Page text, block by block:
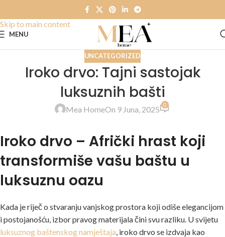
Skip to main content
MENU
UNCATEGORIZED
Iroko drvo: Tajni sastojak
luksuznih bašti
Mea HomeOn 9 Juna, 2025 0
Iroko drvo – Afrički hrast koji
transformiše vašu baštu u
luksuznu oazu
Kada je riječ o stvaranju vanjskog prostora koji odiše elegancijom
i postojanošću, izbor pravog materijala čini svu razliku. U svijetu
luksuznog baštenskog namještaja , iroko drvo se izdvaja kao